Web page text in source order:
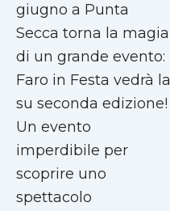
giugno a Punta
Secca torna la magia
di un grande evento:
Faro in Festa vedrà la
su seconda edizione!
Un evento
imperdibile per
scoprire uno
spettacolo